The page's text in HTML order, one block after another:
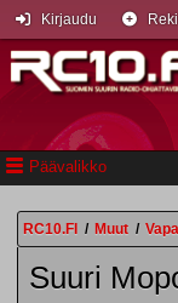
Päävalikko
Kirjaudu
RC10.FI / Muut /
Suuri